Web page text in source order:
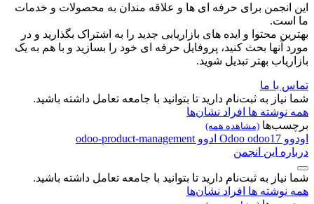
این انجمن برای حرفه ای ها و علاقه مندان به محصولات و خدمات
ما است.
بهترین محتوا و ایده های بازاریابی جدید را به اشتراک بگذارید و در
مورد آنها بحث کنید، پروفایل حرفه ای خود را بسازید و با هم به یک
بازاریاب بهتر تبدیل شوید.
تماس با ما
شما نیاز به ثبت‌نام دارید تا بتوانید با جامعه تعامل داشته باشید.
همه نوشته ها افراد نشان‌ها
برچسب‌ها (مشاهده همه)
اودوو Odoo odoo17 ادوو odoo-product-management
درباره این انجمن
شما نیاز به ثبت‌نام دارید تا بتوانید با جامعه تعامل داشته باشید.
همه نوشته ها افراد نشان‌ها